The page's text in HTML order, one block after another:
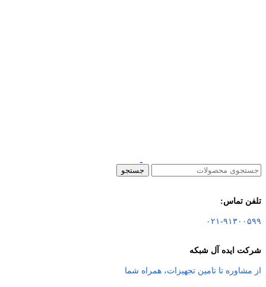
جستجو
تلفن تماس:
۰۲۱-۹۱۳۰۰۵۹۹
شرکت ایده آل شبکه
از مشاوره تا تامین تجهیزات، همراه شما